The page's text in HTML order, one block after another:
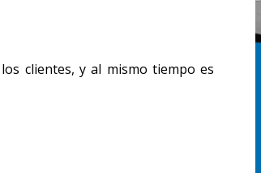
clientes, y al mismo tiempo es